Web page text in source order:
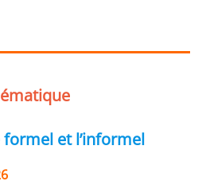
formel et l’informel